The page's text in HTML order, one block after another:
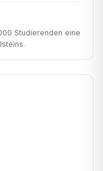
Studierenden eine